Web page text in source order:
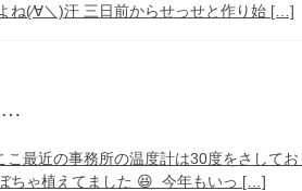
ね(⁄∀＼)汗 三日前からせっせと作り始 […]
…
こ最近の事務所の温度計は30度をさし
ちゃ植えてました 😆 今年もいっ […]